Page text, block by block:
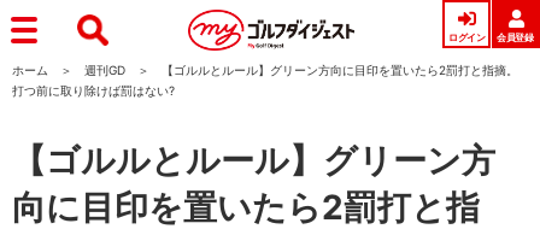
ログイン 会員登録
ホーム 週刊GD
【ゴルルとルール】グリーン方向に目印を置いたら2罰打と指摘。
打つ前に取り除けば罰はない?
【ゴルルとルール】グリーン方
向に目印を置いたら2罰打と指